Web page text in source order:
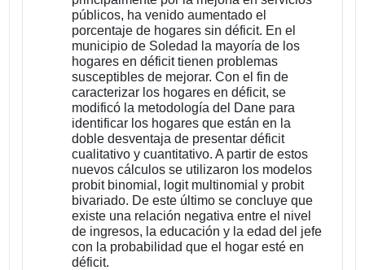
públicos, ha venido aumentado el
porcentaje de hogares sin déficit. En el
municipio de Soledad la mayoría de los
hogares en déficit tienen problemas
susceptibles de mejorar. Con el fin de
caracterizar los hogares en déficit, se
modificó la metodología del Dane para
identificar los hogares que están en la
doble desventaja de presentar déficit
cualitativo y cuantitativo. A partir de estos
nuevos cálculos se utilizaron los modelos
probit binomial, logit multinomial y probit
bivariado. De este último se concluye que
existe una relación negativa entre el nivel
de ingresos, la educación y la edad del jefe
con la probabilidad que el hogar esté en
déficit.